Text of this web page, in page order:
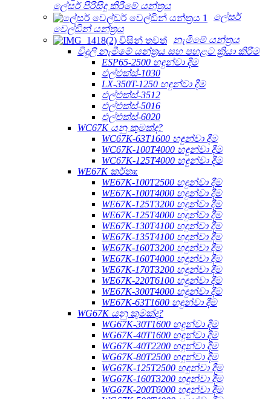
ලේසර් පිරිසිදු කිරීමේ යන්ත්‍රය
ලේසර්
වෙල්ඩින් යන්ත්‍රය
නැමීමේ යන්ත්‍රය
විදුලි නැමීමේ යන්ත්‍රය සහ පහළට ක්‍රියා කිරීම
ESP65-2500 හඳුන්වා දීම
එල්එක්ස්-1030
LX-350T-1250 හඳුන්වා දීම
එල්එක්ස්-3512
එල්එක්ස්-5016
එල්එක්ස්-6020
WC67K යනු කුමක්ද?
WC67K-63T1600 හඳුන්වා දීම
WC67K-100T4000 හඳුන්වා දීම
WC67K-125T4000 හඳුන්වා දීම
WE67K කර්තෘ:
WE67K-100T2500 හඳුන්වා දීම
WE67K-100T4000 හඳුන්වා දීම
WE67K-125T3200 හඳුන්වා දීම
WE67K-125T4000 හඳුන්වා දීම
WE67K-130T4100 හඳුන්වා දීම
WE67K-135T4100 හඳුන්වා දීම
WE67K-160T3200 හඳුන්වා දීම
WE67K-160T4000 හඳුන්වා දීම
WE67K-170T3200 හඳුන්වා දීම
WE67K-220T6100 හඳුන්වා දීම
WE67K-300T4000 හඳුන්වා දීම
WE67K-63T1600 හඳුන්වා දීම
WG67K යනු කුමක්ද?
WG67K-30T1600 හඳුන්වා දීම
WG67K-40T1600 හඳුන්වා දීම
WG67K-40T2200 හඳුන්වා දීම
WG67K-80T2500 හඳුන්වා දීම
WG67K-125T2500 හඳුන්වා දීම
WG67K-160T3200 හඳුන්වා දීම
WG67K-200T6000 හඳුන්වා දීම